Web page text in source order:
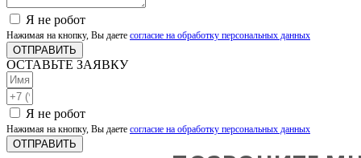
Я не робот
Нажимая на кнопку, Вы даете согласие на обработку персональных данных
ОТПРАВИТЬ
ОСТАВЬТЕ ЗАЯВКУ
Я не робот
Нажимая на кнопку, Вы даете согласие на обработку персональных данных
ОТПРАВИТЬ